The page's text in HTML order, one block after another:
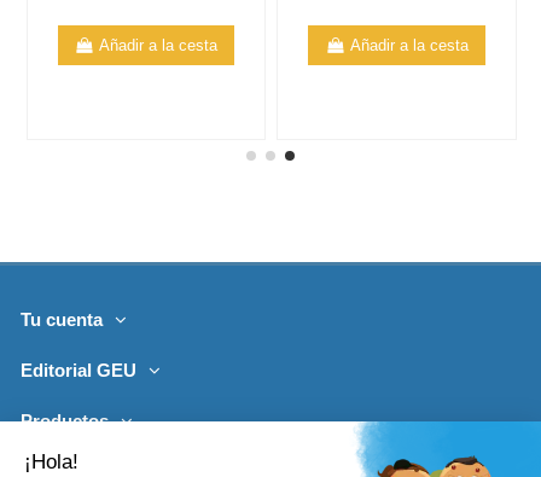
Añadir a la cesta Añadir a la cesta
Tu cuenta
Editorial GEU
Productos
Lo más leído